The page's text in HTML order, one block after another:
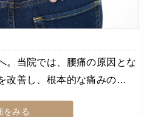
。当院では、腰痛の原因とな
改善し、根本的な痛みの…
をみる